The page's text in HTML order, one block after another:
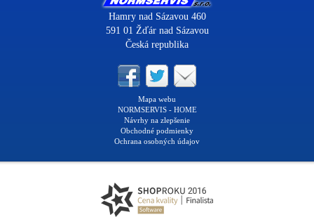
Hamry nad Sázavou 460
591 01 Žďár nad Sázavou
Česká republika
Mapa webu
NORMSERVIS - HOME
Návrhy na zlepšenie
Obchodné podmienky
Ochrana osobných údajov